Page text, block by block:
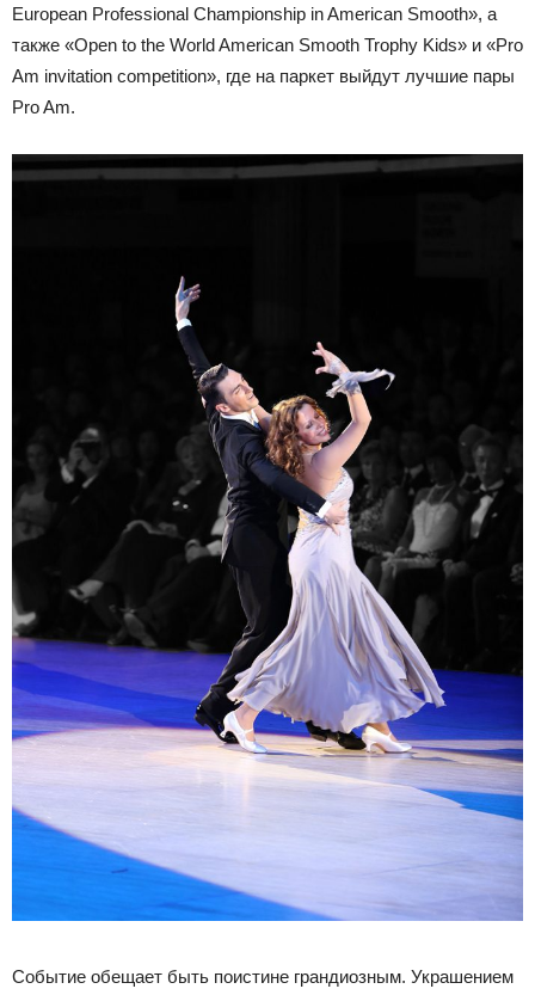
European Professional Championship in American Smooth», а
также «Open to the World American Smooth Trophy Kids» и «Pro
Am invitation competition», где на паркет выйдут лучшие пары
Pro Am.
Событие обещает быть поистине грандиозным. Украшением